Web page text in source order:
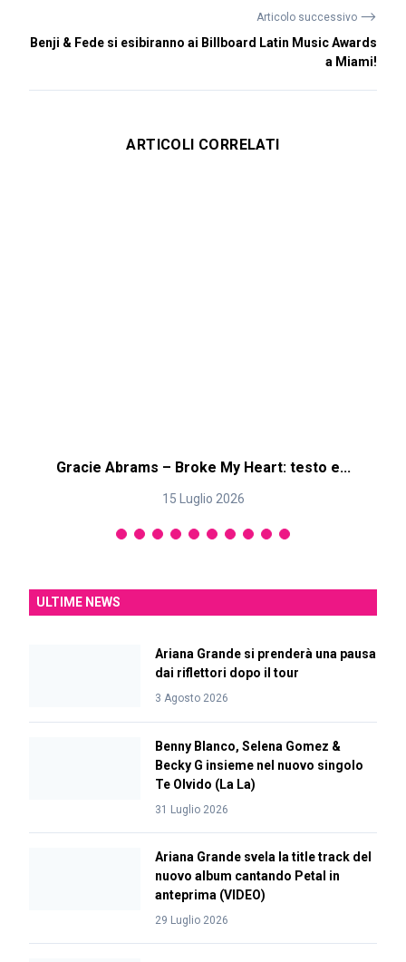
Articolo successivo ⟶
Benji & Fede si esibiranno ai Billboard Latin Music Awards
a Miami!
ARTICOLI CORRELATI
Gracie Abrams – Broke My Heart: testo e...
15 Luglio 2026
ULTIME NEWS
Ariana Grande si prenderà una pausa
dai riflettori dopo il tour
3 Agosto 2026
Benny Blanco, Selena Gomez &
Becky G insieme nel nuovo singolo
Te Olvido (La La)
31 Luglio 2026
Ariana Grande svela la title track del
nuovo album cantando Petal in
anteprima (VIDEO)
29 Luglio 2026